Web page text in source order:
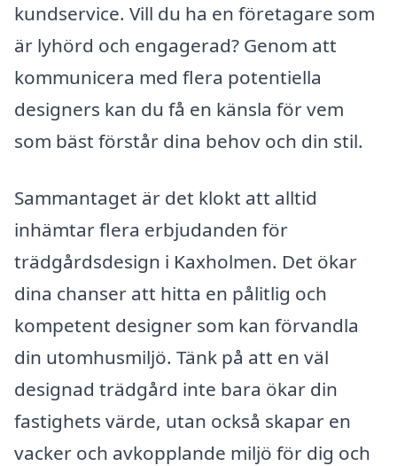
kundservice. Vill du ha en företagare som
är lyhörd och engagerad? Genom att
kommunicera med flera potentiella
designers kan du få en känsla för vem
som bäst förstår dina behov och din stil.
Sammantaget är det klokt att alltid
inhämtar flera erbjudanden för
trädgårdsdesign i Kaxholmen. Det ökar
dina chanser att hitta en pålitlig och
kompetent designer som kan förvandla
din utomhusmiljö. Tänk på att en väl
designad trädgård inte bara ökar din
fastighets värde, utan också skapar en
vacker och avkopplande miljö för dig och